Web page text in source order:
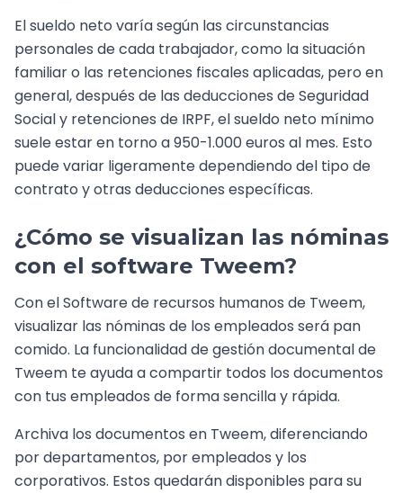
El sueldo neto varía según las circunstancias
personales de cada trabajador, como la situación
familiar o las retenciones fiscales aplicadas, pero en
general, después de las deducciones de Seguridad
Social y retenciones de IRPF, el sueldo neto mínimo
suele estar en torno a 950-1.000 euros al mes. Esto
puede variar ligeramente dependiendo del tipo de
contrato y otras deducciones específicas.
¿Cómo se visualizan las nóminas
con el software Tweem?
Con el Software de recursos humanos de Tweem,
visualizar las nóminas de los empleados será pan
comido. La funcionalidad de gestión documental de
Tweem te ayuda a compartir todos los documentos
con tus empleados de forma sencilla y rápida.
Archiva los documentos en Tweem, diferenciando
por departamentos, por empleados y los
corporativos. Estos quedarán disponibles para su